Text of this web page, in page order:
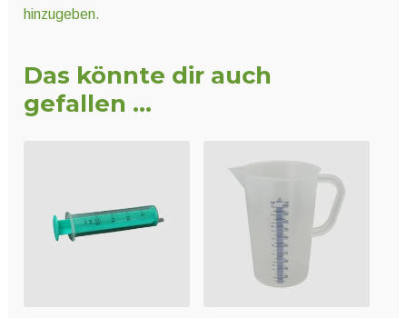
hinzugeben.
Das könnte dir auch
gefallen …